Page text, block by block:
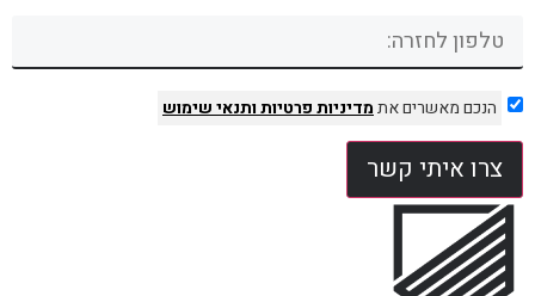
הנכם מאשרים אתמדיניות פרטיותותנאי שימוש
צרו איתי קשר